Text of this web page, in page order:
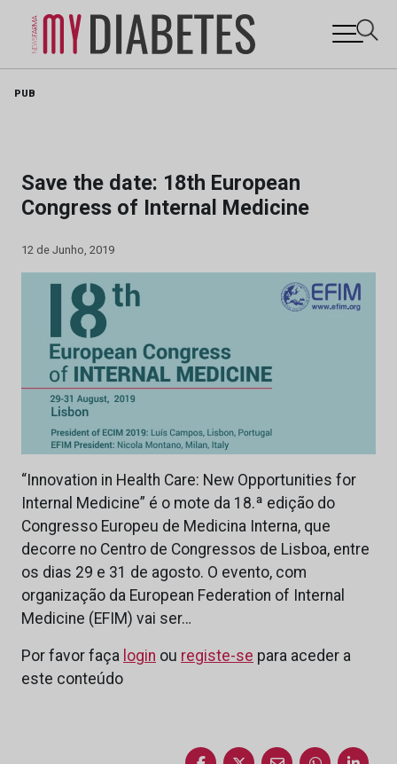
PUB
Save the date: 18th European
Congress of Internal Medicine
12 de Junho, 2019
“Innovation in Health Care: New Opportunities for
Internal Medicine” é o mote da 18.ª edição do
Congresso Europeu de Medicina Interna, que
decorre no Centro de Congressos de Lisboa, entre
os dias 29 e 31 de agosto. O evento, com
organização da European Federation of Internal
Medicine (EFIM) vai ser…
Por favor faça login ou registe-se para aceder a
este conteúdo